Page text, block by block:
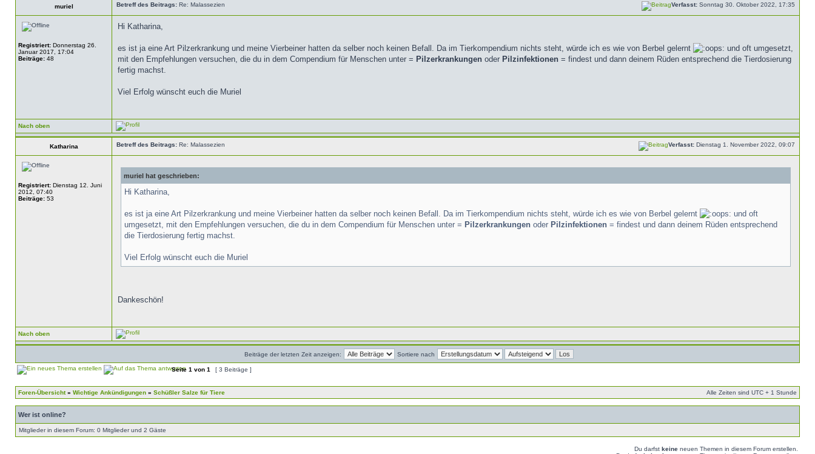
muriel Betreff des Beitrags: Re: Malassezien Verfasst: Sonntag 30. Oktober 2022, 17:35
Registriert: Donnerstag 26.
Januar 2017, 17:04
Beiträge: 48
Hi Katharina,
es ist ja eine Art Pilzerkrankung und meine Vierbeiner hatten da selber noch keinen Befall. Da im Tierkompendium nichts steht, würde ich es wie von Berbel gelernt
und oft umgesetzt,
mit den Empfehlungen versuchen, die du in dem Compendium für Menschen unter = Pilzerkrankungen oder Pilzinfektionen = findest und dann deinem Rüden entsprechend die Tierdosierung
fertig machst.
Viel Erfolg wünscht euch die Muriel
Nach oben
Katharina Betreff des Beitrags: Re: Malassezien Verfasst: Dienstag 1. November 2022, 09:07
Registriert: Dienstag 12. Juni
2012, 07:40
Beiträge: 53
muriel hat geschrieben:
Hi Katharina,
es ist ja eine Art Pilzerkrankung und meine Vierbeiner hatten da selber noch keinen Befall. Da im Tierkompendium nichts steht, würde ich es wie von Berbel gelernt
und oft
umgesetzt, mit den Empfehlungen versuchen, die du in dem Compendium für Menschen unter = Pilzerkrankungen oder Pilzinfektionen = findest und dann deinem Rüden entsprechend
die Tierdosierung fertig machst.
Viel Erfolg wünscht euch die Muriel
Dankeschön!
Nach oben
Beiträge der letzten Zeit anzeigen: Sortiere nach
Seite 1 von 1 [ 3 Beiträge ]
Foren-Übersicht» Wichtige Ankündigungen » Schüßler Salze für Tiere Alle Zeiten sind UTC + 1 Stunde
Wer ist online?
Mitglieder in diesem Forum: 0 Mitglieder und 2 Gäste
Du darfst keine neuen Themen in diesem Forum erstellen.